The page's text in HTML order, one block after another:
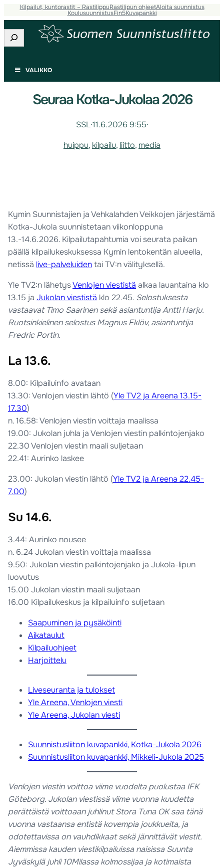
Kilpailut, kuntorastit – RastilippuRastilipun ohjeetAloita suunnistus
KoulusuunnistusFin5Kuvapankki
Etsi
VALIKKO
Seuraa Kotka-Jukolaa 2026
SSL·11.6.2026 9:55·
huippu, kilpailu, liitto, media
Kymin Suunnistajien ja Vehkalahden Veikkojen järjestämä
Kotka-Jukola suunnistetaan viikonloppuna
13.-14.6.2026. Kilpailutapahtumia voi seurata paikan
päällä kilpailukeskuksessa Kymin lentokentän alueella,
netissä live-palveluidentai TV:n välityksellä.
Yle TV2:n lähetysVenlojen viestistä alkaa lauantaina klo
13.15 ja Jukolan viestistä klo 22.45. Selostuksesta
vastaavat Timo Saarinen sekä asiantuntija Antti Harju.
Ruotsinkielinen selostus Magnus Eklöv, asiantuntija
Fredric Portin.
La 13.6.
8.00: Kilpailuinfo avataan
13.30: Venlojen viestin lähtö (Yle TV2 ja Areena 13.15-
17.30)
n. 16.58: Venlojen viestin voittaja maalissa
19.00: Jukolan juhla ja Venlojen viestin palkintojenjako
22.30 Venlojen viestin maali suljetaan
22.41: Aurinko laskee
23.00: Jukolan viestin lähtö (Yle TV2 ja Areena 22.45-
7.00)
Su 14.6.
3.44: Aurinko nousee
n. 6.24 Jukolan viestin voittaja maalissa
9.50: Jukolan viestin palkintojenjako ja Jukola-lipun
luovutus
15.00 Jukolan viestin maali suljetaan
16.00 Kilpailukeskus ja kilpailuinfo suljetaan
Saapuminen ja pysäköinti
Aikataulut
Kilpailuohjeet
Harjoittelu
Liveseuranta ja tulokset
Yle Areena, Venlojen viesti
Yle Areena, Jukolan viesti
Suunnistusliiton kuvapankki, Kotka-Jukola 2026
Suunnistusliiton kuvapankki, Mikkeli-Jukola 2025
Venlojen viestin voittoa viime vuodelta puolustaa IFK
Göteborg. Jukolan viestissä viime vuonna kuudetta
perättäistä voittoaan juhlinut Stora Tuna OK saa tänä
vuonna vastaansa entistä kovempia joukkueita, ja
odotettavissa on vauhdikkaat sekä jännittävät viestit.
Aiemmissa kauden viestikilpailuissa naisissa Suunta
Jyväskylä juhli 10Milassa kolmossijaa ja kotimaista